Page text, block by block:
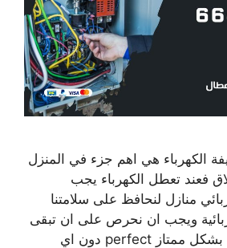
الكهرباء هي اهم جزء في المنزل
فعند تعطل الكهرباء يجب
منازل لنحافظ على سلامتنا
ويجب ان نحرص على ان تبقى
كهرباء المنزل تعمل بشكل ممتاز perfect دون اي